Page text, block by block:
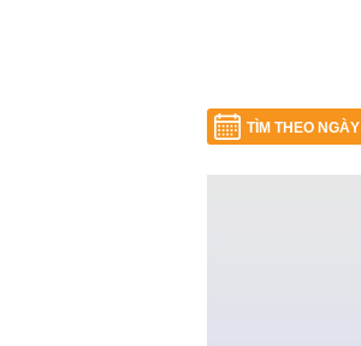
TÌM THEO NGÀY